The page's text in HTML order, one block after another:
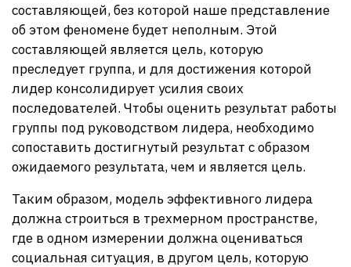
составляющей, без которой наше представление
об этом феномене будет неполным. Этой
составляющей является цель, которую
преследует группа, и для достижения которой
лидер консолидирует усилия своих
последователей. Чтобы оценить результат работы
группы под руководством лидера, необходимо
сопоставить достигнутый результат с образом
ожидаемого результата, чем и является цель.
Таким образом, модель эффективного лидера
должна строиться в трехмерном пространстве,
где в одном измерении должна оцениваться
социальная ситуация, в другом цель, которую